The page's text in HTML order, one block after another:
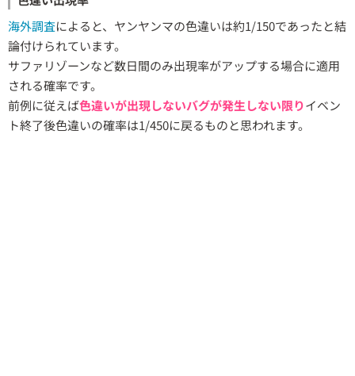
海外調査によると、ヤンヤンマの色違いは約1/150であったと結
論付けられています。
サファリゾーンなど数日間のみ出現率がアップする場合に適用
される確率です。
前例に従えば色違いが出現しないバグが発生しない限りイベン
ト終了後色違いの確率は1/450に戻るものと思われます。